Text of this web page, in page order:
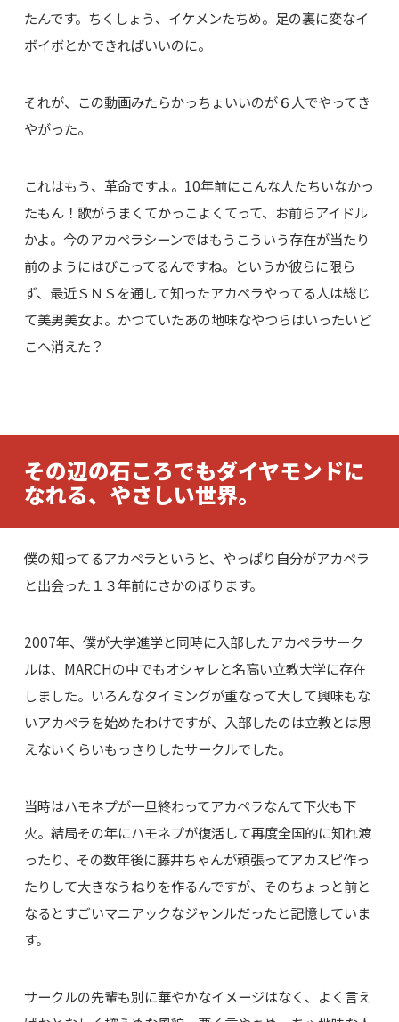
たんです。ちくしょう、イケメンたちめ。足の裏に変なイ
ボイボとかできればいいのに。
それが、この動画みたらかっちょいいのが６人でやってき
やがった。
これはもう、革命ですよ。10年前にこんな人たちいなかっ
たもん！歌がうまくてかっこよくてって、お前らアイドル
かよ。今のアカペラシーンではもうこういう存在が当たり
前のようにはびこってるんですね。というか彼らに限ら
ず、最近ＳＮＳを通して知ったアカペラやってる人は総じ
て美男美女よ。かつていたあの地味なやつらはいったいど
こへ消えた？
その辺の石ころでもダイヤモンドに
なれる、やさしい世界。
僕の知ってるアカペラというと、やっぱり自分がアカペラ
と出会った１３年前にさかのぼります。
2007年、僕が大学進学と同時に入部したアカペラサーク
ルは、MARCHの中でもオシャレと名高い立教大学に存在
しました。いろんなタイミングが重なって大して興味もな
いアカペラを始めたわけですが、入部したのは立教とは思
えないくらいもっさりしたサークルでした。
当時はハモネプが一旦終わってアカペラなんて下火も下
火。結局その年にハモネプが復活して再度全国的に知れ渡
ったり、その数年後に藤井ちゃんが頑張ってアカスピ作っ
たりして大きなうねりを作るんですが、そのちょっと前と
なるとすごいマニアックなジャンルだったと記憶していま
す。
サークルの先輩も別に華やかなイメージはなく、よく言え